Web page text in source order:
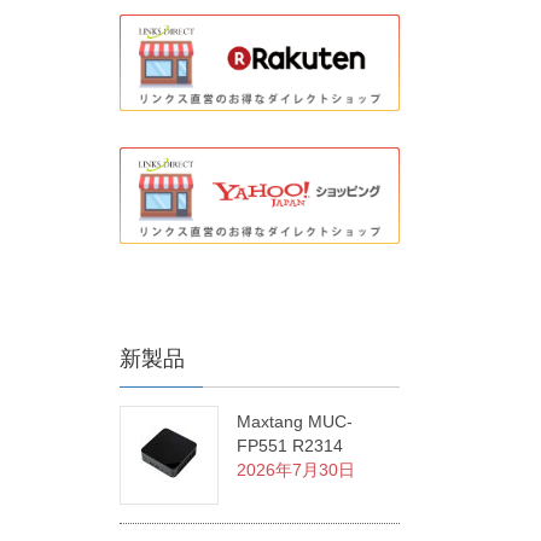
新製品
Maxtang MUC-
FP551 R2314
2026年7月30日